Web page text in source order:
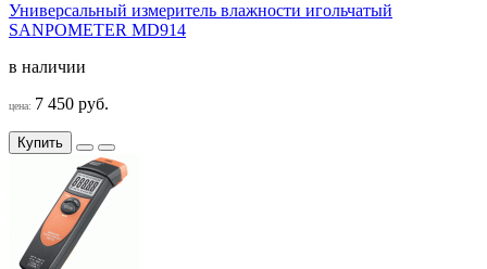
Универсальный измеритель влажности игольчатый
SANPOMETER MD914
в наличии
цена: 7 450 руб.
Купить